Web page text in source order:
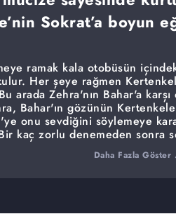
Sokrat’a boyun
ramak kala otobüsün
Her şeye rağmen
arada Zehra'nın Bahar'a karşı
Bahar'ın gözünün
onu sevdiğini söylemeye
kaç zorlu denemeden sonra
dövüş maçları için koçluk
Kemal'in pestiliniDaha Fazla Göster